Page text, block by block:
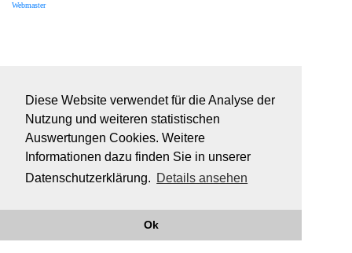
Diese Website verwendet für die Analyse der
Nutzung und weiteren statistischen
Auswertungen Cookies. Weitere
Informationen dazu finden Sie in unserer
Datenschutzerklärung. Details ansehen
Ok
Webmaster